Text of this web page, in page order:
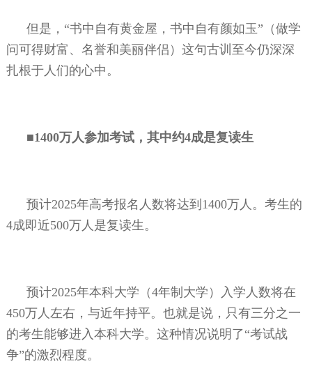
但是，“书中自有黄金屋，书中自有颜如玉”（做学
问可得财富、名誉和美丽伴侣）这句古训至今仍深深
扎根于人们的心中。
■1400万人参加考试，其中约4成是复读生
预计2025年高考报名人数将达到 1400万人。考生的
4成即近500万人是复读生。
预计2025年本科大学（4年制大学）入学人数将在
450万人左右，与近年持平。也就是说，只有三分之一
的考生能够进入本科大学。这种情况说明了“考试战
争”的激烈程度。